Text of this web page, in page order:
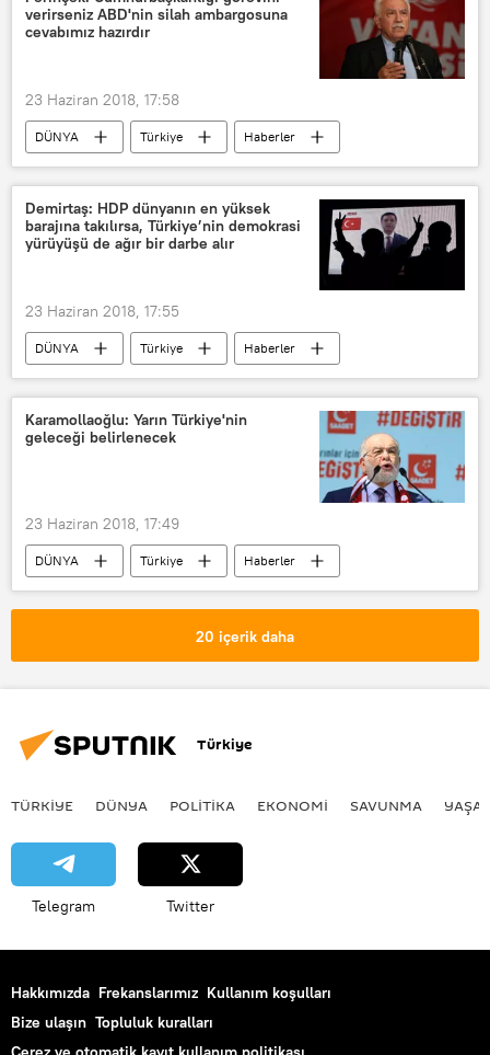
Meksika
Güney Kore
FIFA
verirseniz ABD'nin silah ambargosuna
cevabımız hazırdır
23 Haziran 2018, 17:58
DÜNYA Türkiye
Haberler
TÜRKİYE
Doğu Perinçek
Vatan Partisi
TRT
24 Haziran Cumhurbaşkanlığı seçimleri
Demirtaş: HDP dünyanın en yüksek
barajına takılırsa, Türkiye’nin demokrasi
yürüyüşü de ağır bir darbe alır
23 Haziran 2018, 17:55
DÜNYA Türkiye
Haberler
TÜRKİYE
Selahattin Demirtaş
HDP
24 Haziran Cumhurbaşkanlığı seçimleri
Karamollaoğlu: Yarın Türkiye'nin
geleceği belirlenecek
23 Haziran 2018, 17:49
DÜNYA Türkiye
Haberler
TÜRKİYE
Temel Karamollaoğlu
24 Haziran Cumhurbaşkanlığı seçimleri
20 içerik daha
Türkiye
TÜRKIYE DÜNYA POLİTİKA EKONOMİ SAVUNMA
Telegram Twitter
Hakkımızda Frekanslarımız Kullanım koşulları
Bize ulaşın Topluluk kuralları